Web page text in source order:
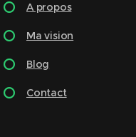
A propos
Ma vision
Blog
Contact